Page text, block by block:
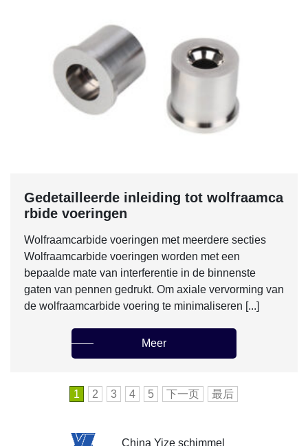
Gedetailleerde inleiding tot wolfraamca
rbide voeringen
Wolfraamcarbide voeringen met meerdere secties
Wolfraamcarbide voeringen worden met een
bepaalde mate van interferentie in de binnenste
gaten van pennen gedrukt. Om axiale vervorming van
de wolfraamcarbide voering te minimaliseren [...]
Meer
1 2 3 4 5 下一页 最后
China Yize schimmel